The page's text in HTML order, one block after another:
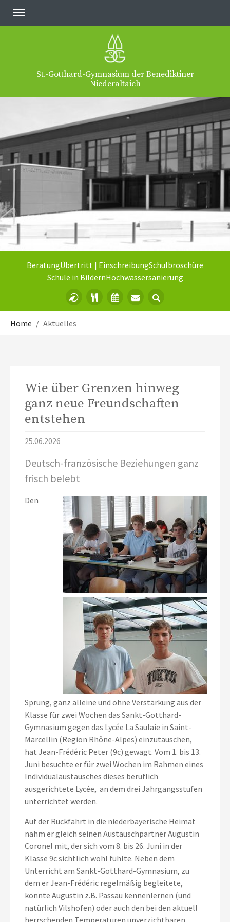
St.-Gotthard-Gymnasium der Benediktiner
Niederaltaich
BeratungÜbertritt | EinschreibungSchulbroschüre
Schule in BildernHochwassersanierung
Home Aktuelles
Wie über Grenzen hinweg
ganz neue Freundschaften
entstehen
25.06.2026
Deutsch-französische Beziehungen ganz
frisch belebt
Den
Sprung, ganz alleine und ohne Verstärkung aus der
Klasse für zwei Wochen das Sankt-Gotthard-
Gymnasium gegen das Lycée La Saulaie in Saint-
Marcellin (Region Rhône-Alpes) einzutauschen,
hat Jean-Frédéric Peter (9c) gewagt. Vom 1. bis 13.
Juni besuchte er für zwei Wochen im Rahmen eines
Individualaustausches dieses beruflich
ausgerichtete Lycée, an dem drei Jahrgangsstufen
unterrichtet werden.
Auf der Rückfahrt in die niederbayerische Heimat
nahm er gleich seinen Austauschpartner Augustin
Coronel mit, der sich vom 8. bis 26. Juni in der
Klasse 9c sichtlich wohl fühlte. Neben dem
Unterricht am Sankt-Gotthard-Gymnasium, zu
dem er Jean-Frédéric regelmäßig begleitete,
konnte Augustin z.B. Passau kennenlernen (und
natürlich Vilshofen) oder auch den bei den aktuell
herrschenden Temperaturen unverzichtbaren